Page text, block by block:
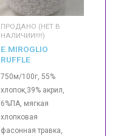
ПРОДАНО (НЕТ В
НАЛИЧИИ!!!!)
E.MIROGLIO
RUFFLE
750м/100г, 55%
хлопок,39% акрил,
6%ПА, мягкая
хлопковая
фасонная травка,